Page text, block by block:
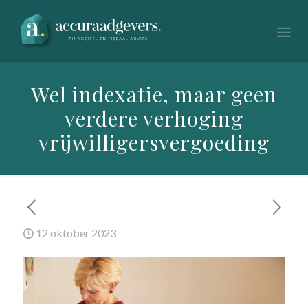
Wel indexatie, maar geen
verdere verhoging
vrijwilligersvergoeding
12 oktober 2023